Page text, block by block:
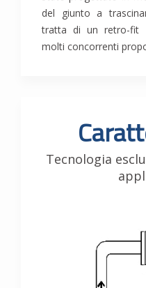
del giunto a
tratta di un retro-fit
molti concorrenti
Tecnologia